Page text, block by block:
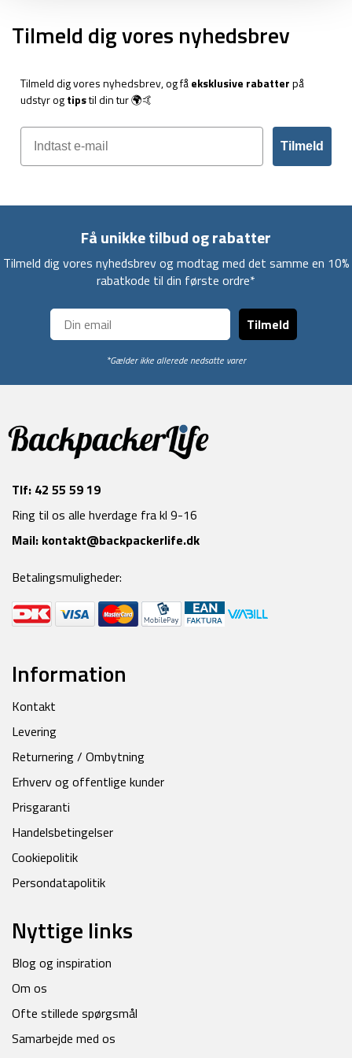
Tilmeld dig vores nyhedsbrev
Tilmeld dig vores nyhedsbrev, og fåeksklusive rabatterpå
udstyr ogtipstil din tur 🌍🤙
Tilmeld
Få unikke tilbud og rabatter
Tilmeld dig vores nyhedsbrev og modtag med det samme en 10%
rabatkode til din første ordre*
Tilmeld
*Gælder ikke allerede nedsatte varer
Tlf: 42 55 59 19
Ring til os alle hverdage fra kl 9-16
Mail: kontakt@backpackerlife.dk
Betalingsmuligheder:
Information
Kontakt
Levering
Returnering / Ombytning
Erhverv og offentlige kunder
Prisgaranti
Handelsbetingelser
Cookiepolitik
Persondatapolitik
Nyttige links
Blog og inspiration
Om os
Ofte stillede spørgsmål
Samarbejde med os